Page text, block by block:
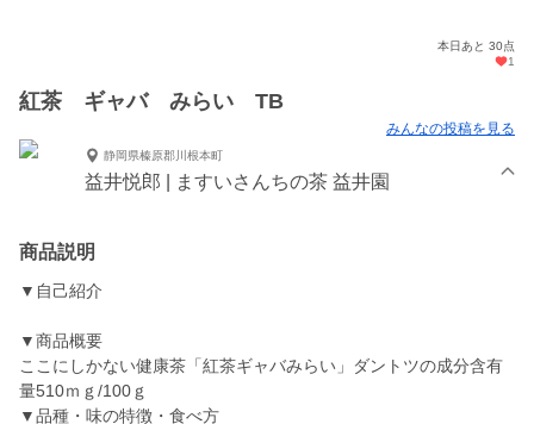
本日あと 30点
1
紅茶 ギャバ みらい TB
みんなの投稿を見る
静岡県榛原郡川根本町
益井悦郎 | ますいさんちの茶 益井園
商品説明
▼自己紹介
▼商品概要
ここにしかない健康茶「紅茶ギャバみらい」ダントツの成分含有
量510ｍｇ/100ｇ
▼品種・味の特徴・食べ方